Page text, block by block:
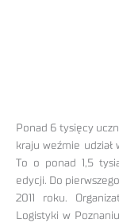
Ponad 6 tysięcy
kraju weźmie udział
To o ponad 1,5
edycji. Do
2011 roku.
Logistyki w